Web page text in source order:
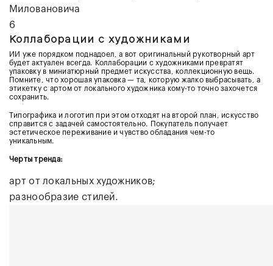
Миловановича
6
Коллаборации с художниками
ИИ уже порядком поднадоел, а вот оригинальный рукотворный арт
будет актуален всегда. Коллаборации с художниками превратят
упаковку в миниатюрный предмет искусства, коллекционную вещь.
Помните, что хорошая упаковка — та, которую жалко выбрасывать, а
этикетку с артом от локального художника кому-то точно захочется
сохранить.
Типографика и логотип при этом отходят на второй план, искусство
справится с задачей самостоятельно. Покупатель получает
эстетическое переживание и чувство обладания чем-то
уникальным.
Черты тренда:
арт от локальных художников;
разнообразие стилей.